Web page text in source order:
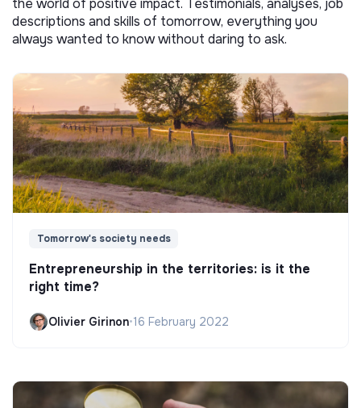
the world of positive impact. Testimonials, analyses, job
descriptions and skills of tomorrow, everything you
always wanted to know without daring to ask.
Tomorrow's society needs
Entrepreneurship in the territories: is it the
right time?
Olivier Girinon•16 February 2022